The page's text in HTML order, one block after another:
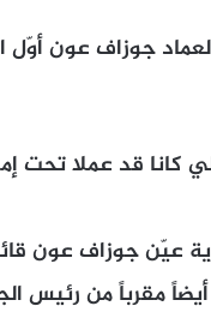
جوزاف عون
كانا قد عملا
عيّن جوزاف عون
مقرباً من رئيس